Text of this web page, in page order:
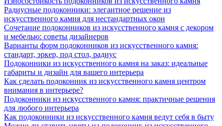
Радиусные подоконники: элегантное решение из
искусственного камня для нестандартных окон
Сочетание подоконников из искусственного камня с декором
и мебелью: советы дизайнеров
Варианты форм подоконников из искусственного камня:
стандарт, эркер, под стол, радиус
Подоконники из искусственного камня на заказ: идеальные
габариты и дизайн для вашего интерьера
Как сделать подоконник из искусственного камня центром
внимания в интерьере?
Подоконники из искусственного камня: практичные решения
для любого интерьера
Как подоконники из искусственного камня ведут себя в быту